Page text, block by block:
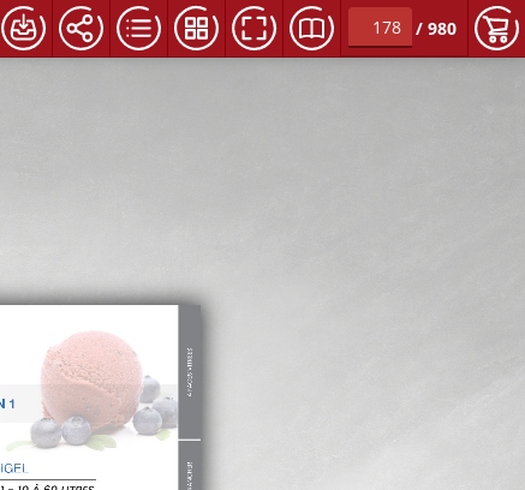
ajouter à votre demande de devis / 980